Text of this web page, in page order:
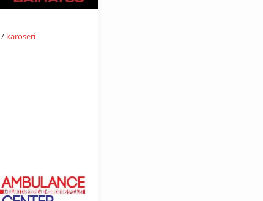
/ karoseri